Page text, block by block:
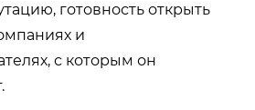
готовность открыть
и
с которым он